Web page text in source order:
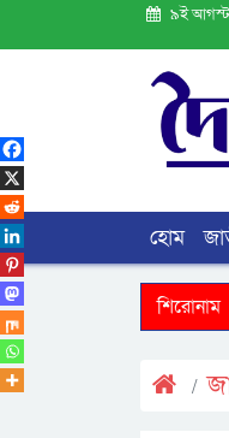
৯ই আগস্ট,
হোম
শিরোনাম
সাথে বাণিজ্য,